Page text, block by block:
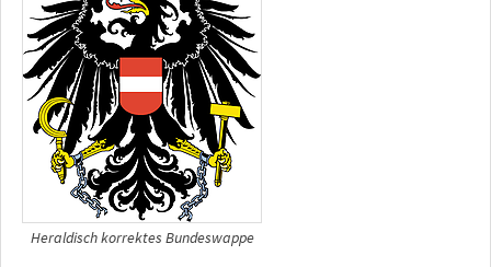
Heraldisch korrektes Bundeswappe